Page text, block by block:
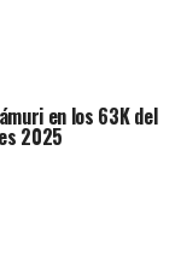
en los 63K del
2025